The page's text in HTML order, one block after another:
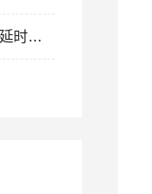
随州城区某路段路灯铝芯电缆延时跳闸故障检测工程案例